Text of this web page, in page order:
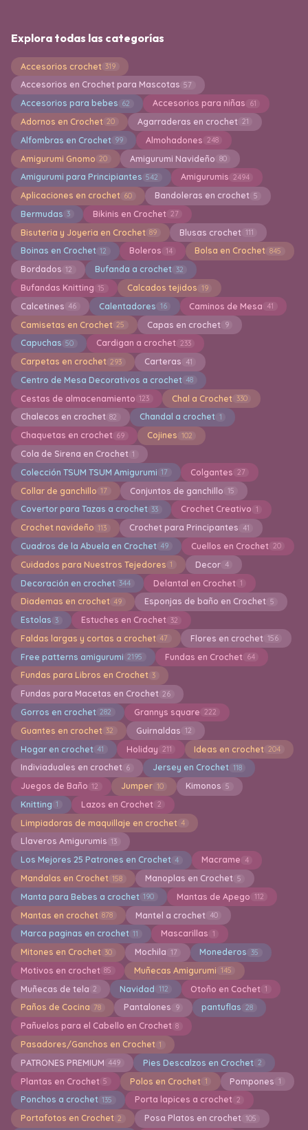
Explora todas las categorías
Accesorios crochet 319
Accesorios en Crochet para Mascotas 57
Accesorios para bebes 62 Accesorios para niñas 61
Adornos en Crochet 20 Agarraderas en crochet 21
Alfombras en Crochet 99 Almohadones 248
Amigurumi Gnomo 20 Amigurumi Navideño 80
Amigurumi para Principiantes 542 Amigurumis 2494
Aplicaciones en crochet 60 Bandoleras en crochet 5
Bermudas 3 Bikinis en Crochet 27
Bisuteria y Joyeria en Crochet 89 Blusas crochet 111
Boinas en Crochet 12 Boleros 14 Bolsa en Crochet 845
Bordados 12 Bufanda a crochet 32
Bufandas Knitting 15 Calcados tejidos 19
Calcetines 46 Calentadores 16 Caminos de Mesa 41
Camisetas en Crochet 25 Capas en crochet 9
Capuchas 50 Cardigan a crochet 233
Carpetas en crochet 293 Carteras 41
Centro de Mesa Decorativos a crochet 48
Cestas de almacenamiento 123 Chal a Crochet 330
Chalecos en crochet 82 Chandal a crochet 1
Chaquetas en crochet 69 Cojines 102
Cola de Sirena en Crochet 1
Colección TSUM TSUM Amigurumi 17 Colgantes 27
Collar de ganchillo 17 Conjuntos de ganchillo 15
Covertor para Tazas a crochet 33 Crochet Creativo 1
Crochet navideño 113 Crochet para Principantes 41
Cuadros de la Abuela en Crochet 49 Cuellos en Crochet 20
Cuidados para Nuestros Tejedores 1 Decor 4
Decoración en crochet 344 Delantal en Crochet 1
Diademas en crochet 49 Esponjas de baño en Crochet 5
Estolas 3 Estuches en Crochet 32
Faldas largas y cortas a crochet 47 Flores en crochet 156
Free patterns amigurumi 2195 Fundas en Crochet 64
Fundas para Libros en Crochet 3
Fundas para Macetas en Crochet 26
Gorros en crochet 282 Grannys square 222
Guantes en crochet 32 Guirnaldas 12
Hogar en crochet 41 Holiday 211 Ideas en crochet 204
Indiviaduales en crochet 6 Jersey en Crochet 118
Juegos de Baño 12 Jumper 10 Kimonos 5
Knitting 1 Lazos en Crochet 2
Limpiadoras de maquillaje en crochet 4
Llaveros Amigurumis 13
Los Mejores 25 Patrones en Crochet 4 Macrame 4
Mandalas en Crochet 158 Manoplas en Crochet 5
Manta para Bebes a crochet 190 Mantas de Apego 112
Mantas en crochet 878 Mantel a crochet 40
Marca paginas en crochet 11 Mascarillas 1
Mitones en Crochet 30 Mochila 17 Monederos 35
Motivos en crochet 85 Muñecas Amigurumi 145
Muñecas de tela 2 Navidad 112 Otoño en Cochet 1
Paños de Cocina 78 Pantalones 9 pantuflas 28
Pañuelos para el Cabello en Crochet 8
Pasadores/Ganchos en Crochet 1
PATRONES PREMIUM 449 Pies Descalzos en Crochet 2
Plantas en Crochet 5 Polos en Crochet 1 Pompones 1
Ponchos a crochet 135 Porta lapices a crochet 2
Portafotos en Crochet 2 Posa Platos en crochet 105